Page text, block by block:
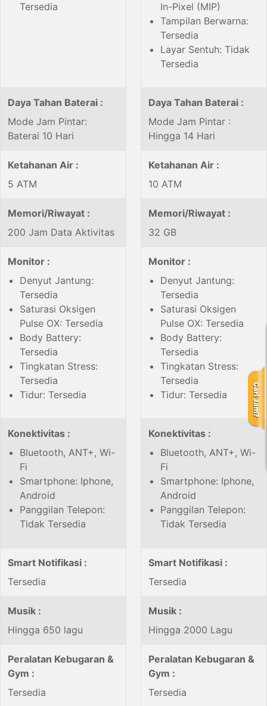
Tersedia
In-Pixel (MIP)
Tampilan Berwarna:
Tersedia
Layar Sentuh: Tidak
Tersedia
Daya Tahan Baterai :
Mode Jam Pintar:
Baterai 10 Hari
Daya Tahan Baterai :
Mode Jam Pintar :
Hingga 14 Hari
Ketahanan Air :
5 ATM
Ketahanan Air :
10 ATM
Memori/Riwayat :
200 Jam Data Aktivitas
Memori/Riwayat :
32 GB
Monitor :
Denyut Jantung:
Tersedia
Saturasi Oksigen
Pulse OX: Tersedia
Body Battery:
Tersedia
Tingkatan Stress:
Tersedia
Tidur: Tersedia
Monitor :
Denyut Jantung:
Tersedia
Saturasi Oksigen
Pulse OX: Tersedia
Body Battery:
Tersedia
Tingkatan Stress:
Tersedia
Tidur: Tersedia
Konektivitas :
Bluetooth, ANT+, Wi-
Fi
Smartphone: Iphone,
Android
Panggilan Telepon:
Tidak Tersedia
Konektivitas :
Bluetooth, ANT+, Wi-
Fi
Smartphone: Iphone,
Android
Panggilan Telepon:
Tidak Tersedia
Smart Notifikasi :
Tersedia
Smart Notifikasi :
Tersedia
Musik :
Hingga 650 lagu
Musik :
Hingga 2000 Lagu
Peralatan Kebugaran &
Gym :
Tersedia
Peralatan Kebugaran &
Gym :
Tersedia